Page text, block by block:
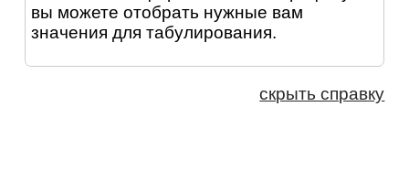
вы можете отобрать нужные вам
значения для табулирования.
скрыть справку